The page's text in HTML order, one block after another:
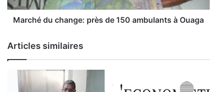
l
e
m
c
g
e
Marché du change: près de 150 ambulants à Ouaga
Articles similaires